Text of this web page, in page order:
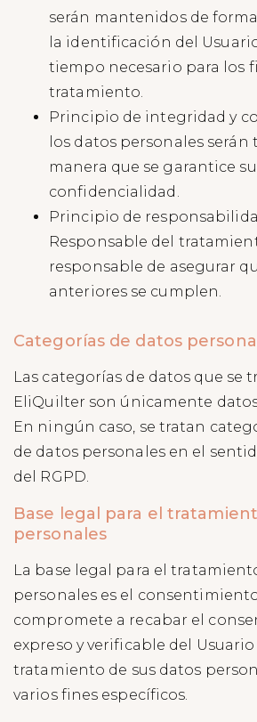
serán mantenidos de
la identificación del
tiempo necesario para los
tratamiento.
Principio de integridad y
los datos personales serán
manera que se garantice
confidencialidad.
Principio de
Responsable del
responsable de asegurar
anteriores se cumplen.
Categorías de datos
Las categorías de datos que se
EliQuilter son únicamente
En ningún caso, se tratan
de datos personales en el
del RGPD.
Base legal para el
personales
La base legal para el
personales es el
compromete a recabar el
expreso y verificable del Usuario
tratamiento de sus datos
varios fines específicos.